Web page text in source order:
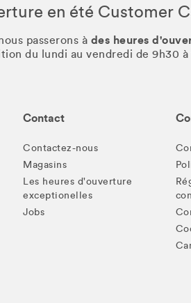
en été Customer
passerons à des heures
du lundi au vendredi de 9h30 à
Contact
Contactez-nous
Magasins
Les heures d'ouverture
exceptionelles
Jobs